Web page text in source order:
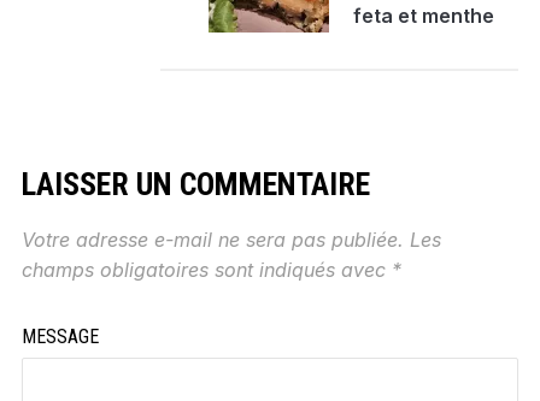
feta et menthe
LAISSER UN COMMENTAIRE
Votre adresse e-mail ne sera pas publiée. Les
champs obligatoires sont indiqués avec *
MESSAGE